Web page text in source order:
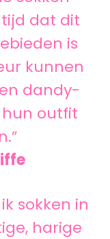
dat dit
is
kunnen
dandy-
outfit
sokken in
harige